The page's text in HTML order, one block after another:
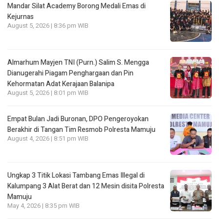
Mandar Silat Academy Borong Medali Emas di
Kejurnas
August 5, 2026 | 8:36 pm WIB
Almarhum Mayjen TNI (Purn.) Salim S. Mengga
Dianugerahi Piagam Penghargaan dan Pin
Kehormatan Adat Kerajaan Balanipa
August 5, 2026 | 8:01 pm WIB
Empat Bulan Jadi Buronan, DPO Pengeroyokan
Berakhir di Tangan Tim Resmob Polresta Mamuju
August 4, 2026 | 8:51 pm WIB
Ungkap 3 Titik Lokasi Tambang Emas Illegal di
Kalumpang 3 Alat Berat dan 12 Mesin disita Polresta
Mamuju
May 4, 2026 | 8:35 pm WIB